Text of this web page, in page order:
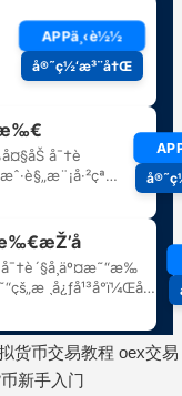
货币交易教程 oex交易
新手入门